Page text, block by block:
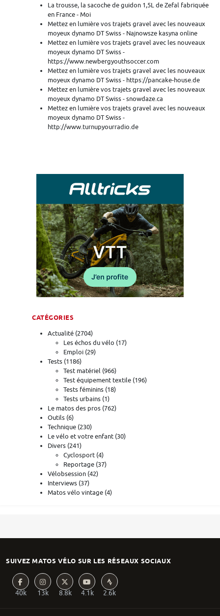
La trousse, la sacoche de guidon 1,5L de Zefal fabriquée
en France - Moi
Mettez en lumière vos trajets gravel avec les nouveaux
moyeux dynamo DT Swiss - Najnowsze kasyna online
Mettez en lumière vos trajets gravel avec les nouveaux
moyeux dynamo DT Swiss -
https://www.newbergyouthsoccer.com
Mettez en lumière vos trajets gravel avec les nouveaux
moyeux dynamo DT Swiss - https://pancake-house.de
Mettez en lumière vos trajets gravel avec les nouveaux
moyeux dynamo DT Swiss - snowdaze.ca
Mettez en lumière vos trajets gravel avec les nouveaux
moyeux dynamo DT Swiss -
http://www.turnupyourradio.de
CATÉGORIES
Actualité (2704)
Les échos du vélo (17)
Emploi (29)
Tests (1186)
Test matériel (966)
Test équipement textile (196)
Tests féminins (18)
Tests urbains (1)
Le matos des pros (762)
Outils (6)
Technique (230)
Le vélo et votre enfant (30)
Divers (241)
Cyclosport (4)
Reportage (37)
Vélobsession (42)
Interviews (37)
Matos vélo vintage (4)
SUIVEZ MATOS VÉLO SUR LES RÉSEAUX SOCIAUX
40k 13k 8.8k 4.1k 2.6k